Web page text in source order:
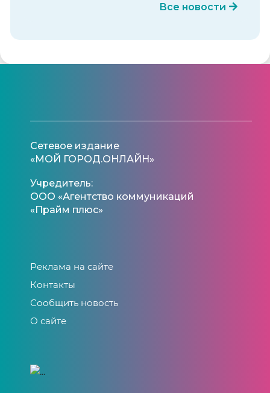
Все новости
Сетевое издание
«МОЙ ГОРОД.ОНЛАЙН»
Учредитель:
ООО «Агентство коммуникаций
«Прайм плюс»
Реклама на сайте
Контакты
Сообщить новость
О сайте